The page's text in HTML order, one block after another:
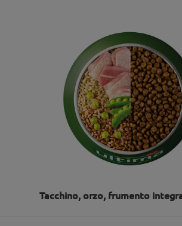
Tacchino, orzo, frumento